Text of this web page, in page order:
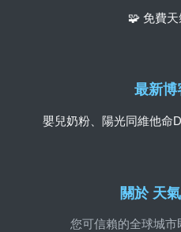
關於 天
您可信賴的全球城市
🧩 免費
最新博
嬰兒奶粉、陽光同維他命